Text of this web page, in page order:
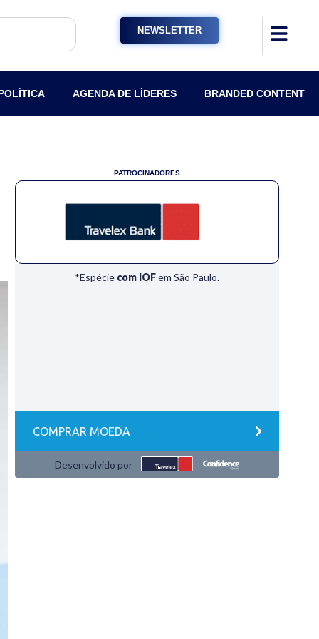
NEWSLETTER
AGENDA DE LÍDERES BRANDED CONTENT
PATROCINADORES